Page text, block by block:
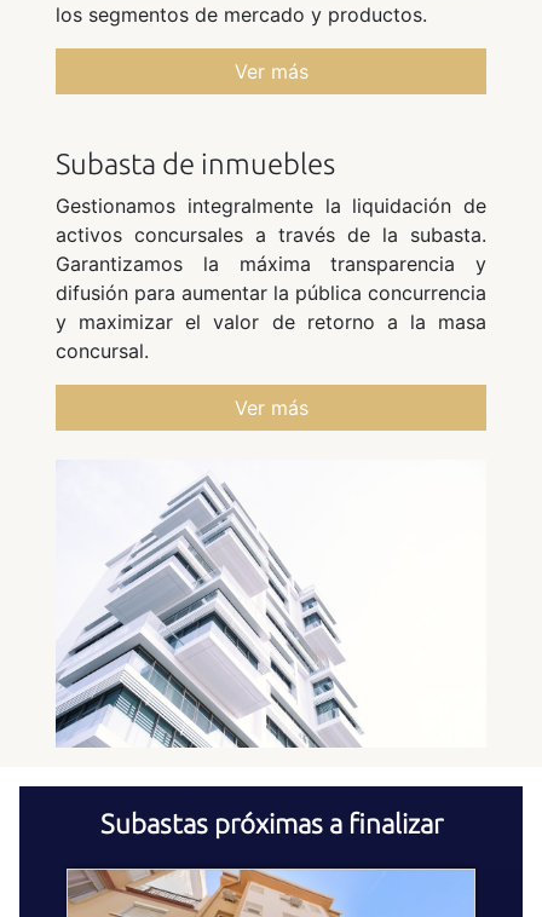
los segmentos de mercado y productos.
Ver más
Subasta de inmuebles
Gestionamos integralmente la liquidación de
activos concursales a través de la subasta.
Garantizamos la máxima transparencia y
difusión para aumentar la pública concurrencia
y maximizar el valor de retorno a la masa
concursal.
Ver más
Subastas próximas a finalizar